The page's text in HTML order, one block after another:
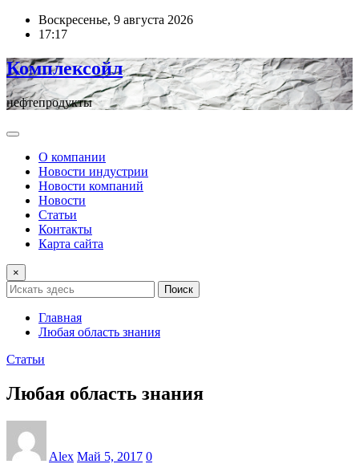
ПерейтиВоскресенье, 9 августа 2026
17:17
Комплексойл
нефтепродукты
О компании
Новости индустрии
Новости компаний
Новости
Статьи
Контакты
Карта сайта
×
Поиск
Главная
Любая область знания
Статьи
Любая область знания
Alex Май 5, 2017 0